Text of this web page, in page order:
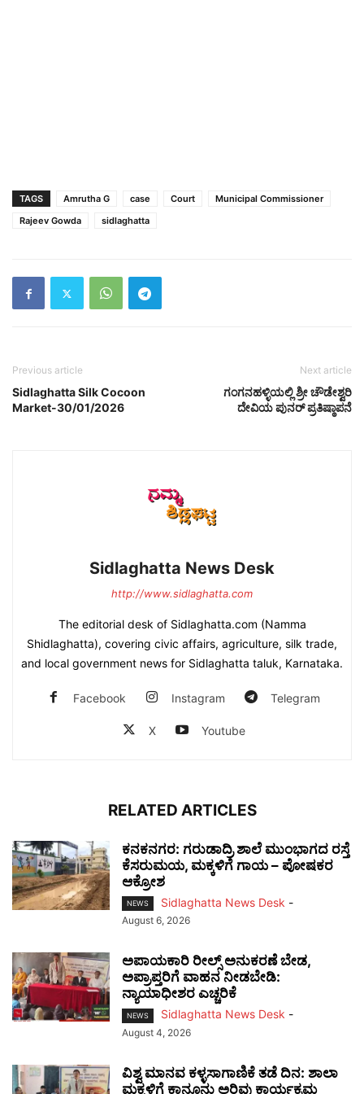
TAGS Amrutha G case Court
Municipal Commissioner
Rajeev Gowda
sidlaghatta
Previous article
Sidlaghatta Silk Cocoon
Market-30/01/2026
Next article
ಗಂಗನಹಳ್ಳಿಯಲ್ಲಿ ಶ್ರೀ ಚೌಡೇಶ್ವರಿ
ದೇವಿಯ ಪುನರ್ ಪ್ರತಿಷ್ಠಾಪನೆ
Sidlaghatta News Desk
http://www.sidlaghatta.com
The editorial desk of Sidlaghatta.com (Namma
Shidlaghatta), covering civic affairs, agriculture, silk trade,
and local government news for Sidlaghatta taluk, Karnataka.
Facebook Instagram Telegram
X Youtube
RELATED ARTICLES
ಕನಕನಗರ: ಗರುಡಾದ್ರಿ ಶಾಲೆ ಮುಂಭಾಗದ ರಸ್ತೆ
ಕೆಸರುಮಯ, ಮಕ್ಕಳಿಗೆ ಗಾಯ – ಪೋಷಕರ
ಆಕ್ರೋಶ
NEWS Sidlaghatta News Desk -
August 6, 2026
ಅಪಾಯಕಾರಿ ರೀಲ್ಸ್ ಅನುಕರಣೆ ಬೇಡ,
ಅಪ್ರಾಪ್ತರಿಗೆ ವಾಹನ ನೀಡಬೇಡಿ:
ನ್ಯಾಯಾಧೀಶರ ಎಚ್ಚರಿಕೆ
NEWS Sidlaghatta News Desk -
August 4, 2026
ವಿಶ್ವ ಮಾನವ ಕಳ್ಳಸಾಗಾಣಿಕೆ ತಡೆ ದಿನ: ಶಾಲಾ
ಮಕ್ಕಳಿಗೆ ಕಾನೂನು ಅರಿವು ಕಾರ್ಯಕ್ರಮ